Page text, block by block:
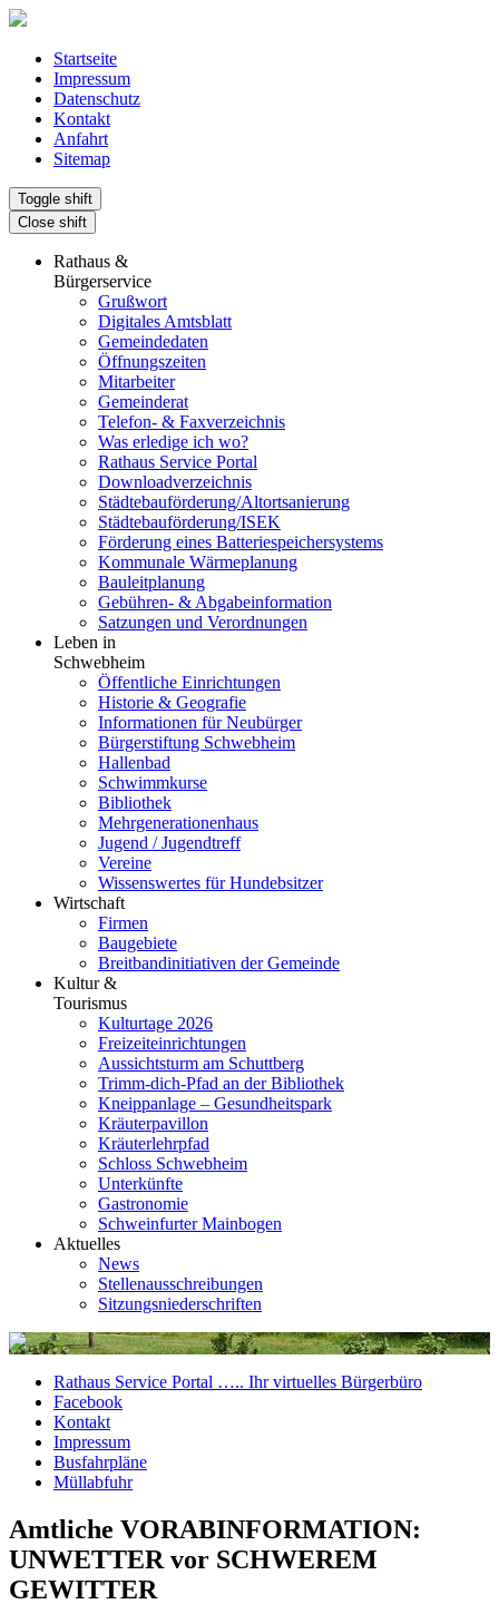
Startseite
Impressum
Datenschutz
Kontakt
Anfahrt
Sitemap
Toggle shift
Close shift
Rathaus &
Bürgerservice
Grußwort
Digitales Amtsblatt
Gemeindedaten
Öffnungszeiten
Mitarbeiter
Gemeinderat
Telefon- & Faxverzeichnis
Was erledige ich wo?
Rathaus Service Portal
Downloadverzeichnis
Städtebauförderung/Altortsanierung
Städtebauförderung/ISEK
Förderung eines Batteriespeichersystems
Kommunale Wärmeplanung
Bauleitplanung
Gebühren- & Abgabeinformation
Satzungen und Verordnungen
Leben in
Schwebheim
Öffentliche Einrichtungen
Historie & Geografie
Informationen für Neubürger
Bürgerstiftung Schwebheim
Hallenbad
Schwimmkurse
Bibliothek
Mehrgenerationenhaus
Jugend / Jugendtreff
Vereine
Wissenswertes für Hundebsitzer
Wirtschaft
Firmen
Baugebiete
Breitbandinitiativen der Gemeinde
Kultur &
Tourismus
Kulturtage 2026
Freizeiteinrichtungen
Aussichtsturm am Schuttberg
Trimm-dich-Pfad an der Bibliothek
Kneippanlage – Gesundheitspark
Kräuterpavillon
Kräuterlehrpfad
Schloss Schwebheim
Unterkünfte
Gastronomie
Schweinfurter Mainbogen
Aktuelles
News
Stellenausschreibungen
Sitzungsniederschriften
Rathaus Service Portal ….. Ihr virtuelles Bürgerbüro
Facebook
Kontakt
Impressum
Busfahrpläne
Müllabfuhr
Amtliche VORABINFORMATION:
UNWETTER vor SCHWEREM
GEWITTER